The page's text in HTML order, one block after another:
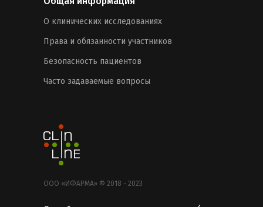
О клинических исследованиях
Права и обязанности участников
Безопасность пациентов
Часто задаваемые вопросы
ООО «ИФАРМА» © 2018 - 2023